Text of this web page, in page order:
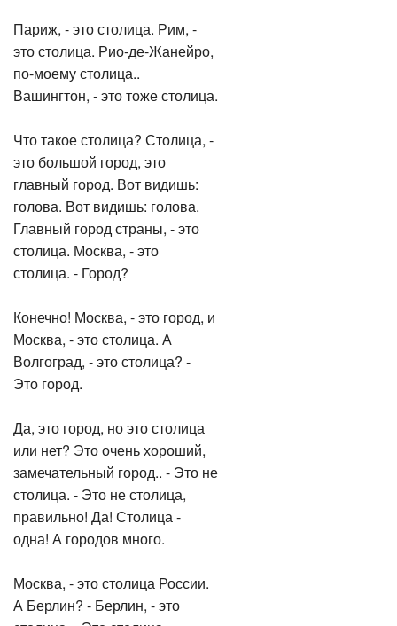
Париж, - это столица. Рим, -
это столица. Рио-де-Жанейро,
по-моему столица..
Вашингтон, - это тоже столица.
Что такое столица? Столица, -
это большой город, это
главный город. Вот видишь:
голова. Вот видишь: голова.
Главный город страны, - это
столица. Москва, - это
столица. - Город?
Конечно! Москва, - это город, и
Москва, - это столица. А
Волгоград, - это столица? -
Это город.
Да, это город, но это столица
или нет? Это очень хороший,
замечательный город.. - Это не
столица. - Это не столица,
правильно! Да! Столица -
одна! А городов много.
Москва, - это столица России.
А Берлин? - Берлин, - это